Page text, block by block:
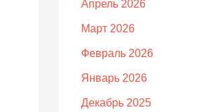
Апрель 2026
Март 2026
Февраль 2026
Январь 2026
Декабрь 2025